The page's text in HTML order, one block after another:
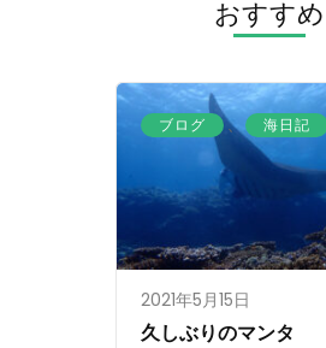
おすすめ
ブログ 、 海日記
2021年5月15日
久しぶりのマンタ